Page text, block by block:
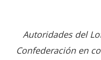
Autoridades del
Confederación en